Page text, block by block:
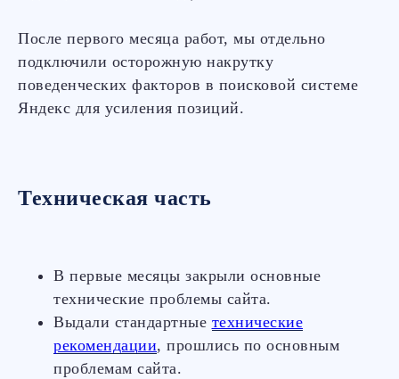
После первого месяца работ, мы отдельно
подключили осторожную накрутку
поведенческих факторов в поисковой системе
Яндекс для усиления позиций.
Техническая часть
В первые месяцы закрыли основные
технические проблемы сайта.
Выдали стандартные технические
рекомендации, прошлись по основным
проблемам сайта.